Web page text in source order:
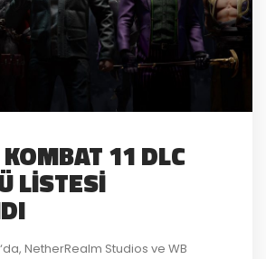
11 DLC
LISTESI
NetherRealm Studios ve WB